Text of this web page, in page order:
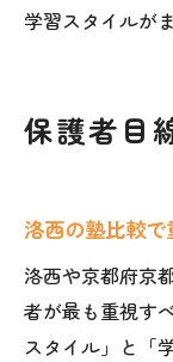
学習スタイルが
保護者目
洛西の塾比較
洛西や京都府京
者が最も重視す
スタイル」と「